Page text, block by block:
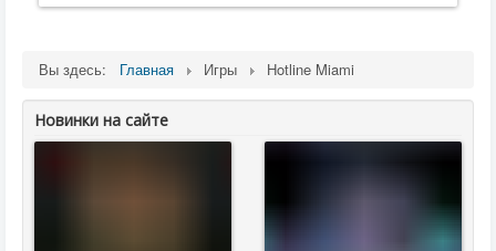
Вы здесь: Главная Игры Hotline Miami
Новинки на сайте